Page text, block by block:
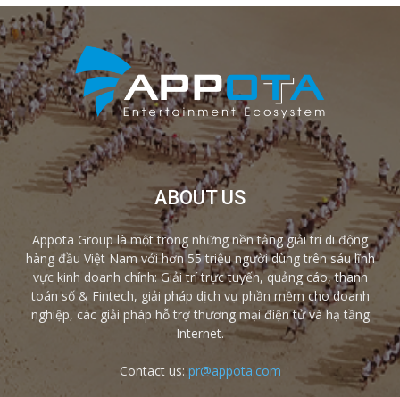
ABOUT US
Appota Group là một trong những nền tảng giải trí di động
hàng đầu Việt Nam với hơn 55 triệu người dùng trên sáu lĩnh
vực kinh doanh chính: Giải trí trực tuyến, quảng cáo, thanh
toán số & Fintech, giải pháp dịch vụ phần mềm cho doanh
nghiệp, các giải pháp hỗ trợ thương mại điện tử và hạ tầng
Internet.
Contact us: pr@appota.com